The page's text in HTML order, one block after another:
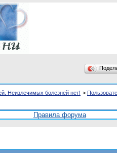
Неизлечимых болезней нет! >
Правила форума